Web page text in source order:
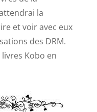
la
et voir avec eux
des DRM.
Kobo en